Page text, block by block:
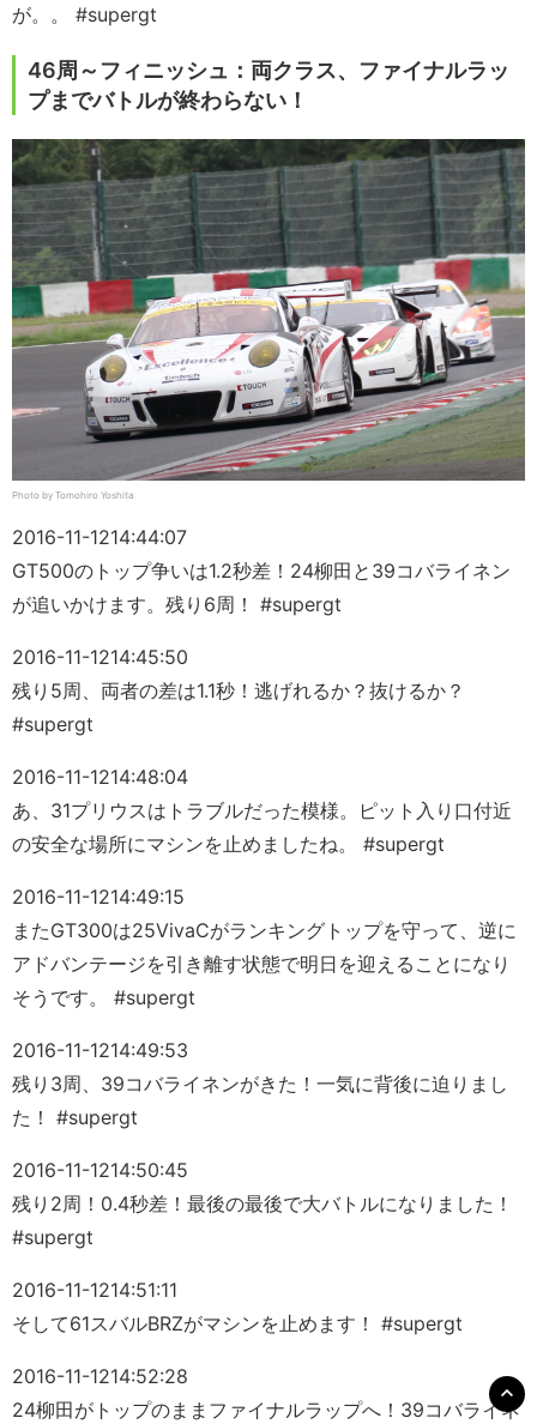
が。。 #supergt
46周～フィニッシュ：両クラス、ファイナルラッ
プまでバトルが終わらない！
Photo by Tomohiro Yoshita
2016-11-1214:44:07
GT500のトップ争いは1.2秒差！24柳田と39コバライネン
が追いかけます。残り6周！ #supergt
2016-11-1214:45:50
残り5周、両者の差は1.1秒！逃げれるか？抜けるか？
#supergt
2016-11-1214:48:04
あ、31プリウスはトラブルだった模様。ピット入り口付近
の安全な場所にマシンを止めましたね。 #supergt
2016-11-1214:49:15
またGT300は25VivaCがランキングトップを守って、逆に
アドバンテージを引き離す状態で明日を迎えることになり
そうです。 #supergt
2016-11-1214:49:53
残り3周、39コバライネンがきた！一気に背後に迫りまし
た！ #supergt
2016-11-1214:50:45
残り2周！0.4秒差！最後の最後で大バトルになりました！
#supergt
2016-11-1214:51:11
そして61スバルBRZがマシンを止めます！ #supergt
2016-11-1214:52:28
24柳田がトップのままファイナルラップへ！39コバライネ